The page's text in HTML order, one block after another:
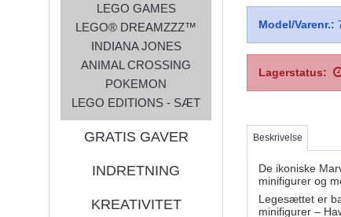
LEGO GAMES
LEGO® DREAMZZZ™
INDIANA JONES
ANIMAL CROSSING
POKEMON
LEGO EDITIONS - SÆT
GRATIS GAVER
INDRETNING
KREATIVITET
Model/Varenr.:
Lagerstatus:
Beskrivelse
De ikoniske
minifigurer og
Legesættet er
minifigurer –